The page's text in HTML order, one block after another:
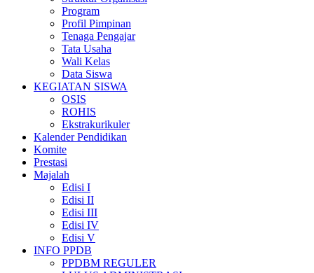
Program
Profil Pimpinan
Tenaga Pengajar
Tata Usaha
Wali Kelas
Data Siswa
KEGIATAN SISWA
OSIS
ROHIS
Ekstrakurikuler
Kalender Pendidikan
Komite
Prestasi
Majalah
Edisi I
Edisi II
Edisi III
Edisi IV
Edisi V
INFO PPDB
PPDBM REGULER